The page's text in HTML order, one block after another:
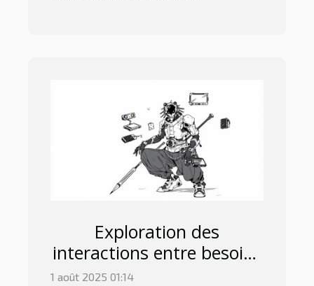
Exploration des
interactions entre besoins
humains et technologies
1 août 2025 01:14